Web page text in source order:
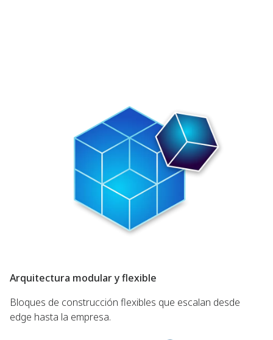
Arquitectura modular y flexible
Bloques de construcción flexibles que escalan desde
edge hasta la empresa.